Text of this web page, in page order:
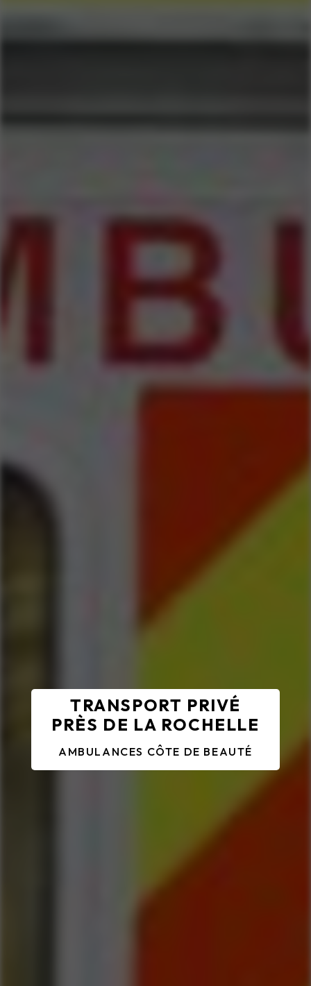
TRANSPORT PRIVÉ
PRÈS DE LA ROCHELLE
AMBULANCES CÔTE DE BEAUTÉ